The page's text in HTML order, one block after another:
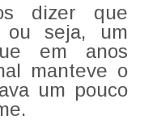
dizer que
ou seja, um
em anos
manteve o
um pouco